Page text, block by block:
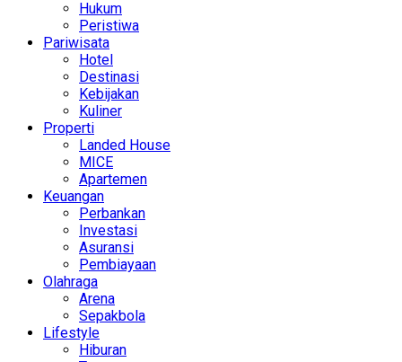
Hukum
Peristiwa
Pariwisata
Hotel
Destinasi
Kebijakan
Kuliner
Properti
Landed House
MICE
Apartemen
Keuangan
Perbankan
Investasi
Asuransi
Pembiayaan
Olahraga
Arena
Sepakbola
Lifestyle
Hiburan